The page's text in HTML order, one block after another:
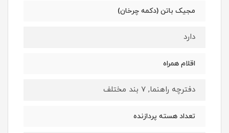
مجیک باتن (دکمه چرخان)
دارد
اقلام همراه
دفترچه‌ راهنما, 7 بند مختلف
تعداد هسته پردازنده